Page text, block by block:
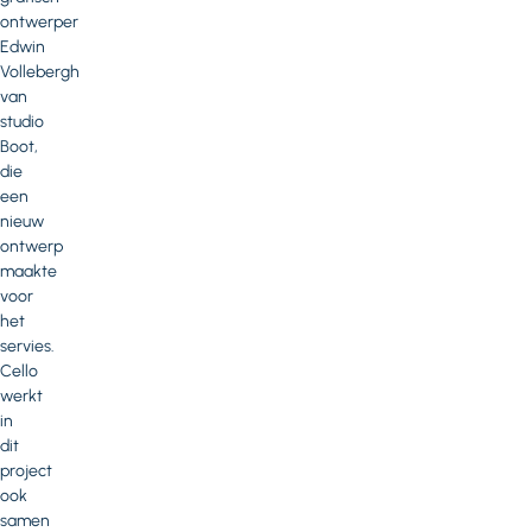
ontwerper
Edwin
Vollebergh
van
studio
Boot,
die
een
nieuw
ontwerp
maakte
voor
het
servies.
Cello
werkt
in
dit
project
ook
samen